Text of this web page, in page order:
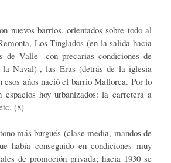
nuevos barrios, orientados sobre todo al
Los Tinglados (en la salida hacia
de Valle -con precarias condiciones de
Naval)-, las Eras (detrás de la iglesia
esos años nació el barrio Mallorca. Por lo
hoy urbanizados: la carretera a
(8)
más burgués (clase media, mandos de
había conseguido en condiciones muy
de promoción privada; hacia 1930 se